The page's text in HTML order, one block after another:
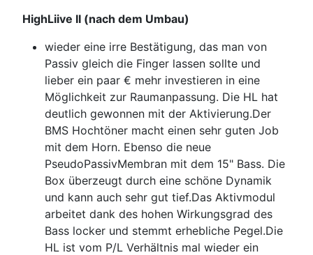
HighLiive II (nach dem Umbau)
wieder eine irre Bestätigung, das man von
Passiv gleich die Finger lassen sollte und
lieber ein paar € mehr investieren in eine
Möglichkeit zur Raumanpassung. Die HL hat
deutlich gewonnen mit der Aktivierung.Der
BMS Hochtöner macht einen sehr guten Job
mit dem Horn. Ebenso die neue
PseudoPassivMembran mit dem 15" Bass. Die
Box überzeugt durch eine schöne Dynamik
und kann auch sehr gut tief.Das Aktivmodul
arbeitet dank des hohen Wirkungsgrad des
Bass locker und stemmt erhebliche Pegel.Die
HL ist vom P/L Verhältnis mal wieder ein